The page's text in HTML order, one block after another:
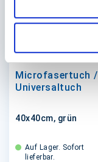
Microfasertuch /
Universaltuch
40x40cm, grün
Auf Lager. Sofort
lieferbar.